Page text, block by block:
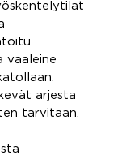
vaaleine
arjesta
tarvitaan.